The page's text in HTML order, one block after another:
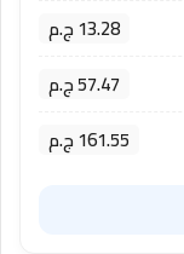
13.28 ج.م
57.47 ج.م
161.55 ج.م